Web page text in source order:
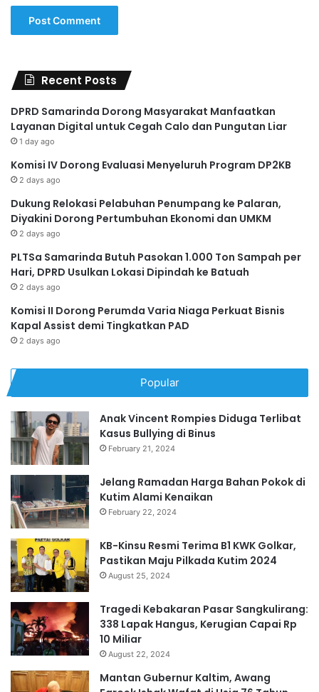
Recent Posts
DPRD Samarinda Dorong Masyarakat Manfaatkan
Layanan Digital untuk Cegah Calo dan Pungutan Liar
1 day ago
Komisi IV Dorong Evaluasi Menyeluruh Program DP2KB
2 days ago
Dukung Relokasi Pelabuhan Penumpang ke Palaran,
Diyakini Dorong Pertumbuhan Ekonomi dan UMKM
2 days ago
PLTSa Samarinda Butuh Pasokan 1.000 Ton Sampah per
Hari, DPRD Usulkan Lokasi Dipindah ke Batuah
2 days ago
Komisi II Dorong Perumda Varia Niaga Perkuat Bisnis
Kapal Assist demi Tingkatkan PAD
2 days ago
Popular
Anak Vincent Rompies Diduga Terlibat
Kasus Bullying di Binus
February 21, 2024
Jelang Ramadan Harga Bahan Pokok di
Kutim Alami Kenaikan
February 22, 2024
KB-Kinsu Resmi Terima B1 KWK Golkar,
Pastikan Maju Pilkada Kutim 2024
August 25, 2024
Tragedi Kebakaran Pasar Sangkulirang:
338 Lapak Hangus, Kerugian Capai Rp
10 Miliar
August 22, 2024
Mantan Gubernur Kaltim, Awang